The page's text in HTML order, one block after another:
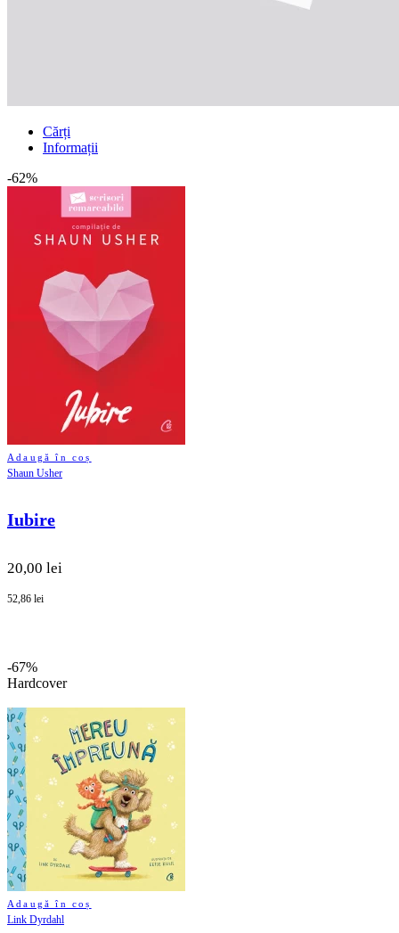
Cărți
Informații
-62%
Adaugă în coș
Shaun Usher
Iubire
20,00 lei
52,86 lei
-67%
Hardcover
Adaugă în coș
Link Dyrdahl